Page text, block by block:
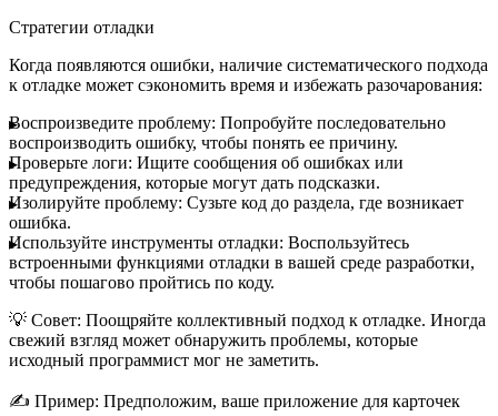
Стратегии отладки
Когда появляются ошибки, наличие систематического подхода
к отладке может сэкономить время и избежать разочарования:
Воспроизведите проблему: Попробуйте последовательно
воспроизводить ошибку, чтобы понять ее причину.
Проверьте логи: Ищите сообщения об ошибках или
предупреждения, которые могут дать подсказки.
Изолируйте проблему: Сузьте код до раздела, где возникает
ошибка.
Используйте инструменты отладки: Воспользуйтесь
встроенными функциями отладки в вашей среде разработки,
чтобы пошагово пройтись по коду.
💡 Совет: Поощряйте коллективный подход к отладке. Иногда
свежий взгляд может обнаружить проблемы, которые
исходный программист мог не заметить.
✍️ Пример: Предположим, ваше приложение для карточек